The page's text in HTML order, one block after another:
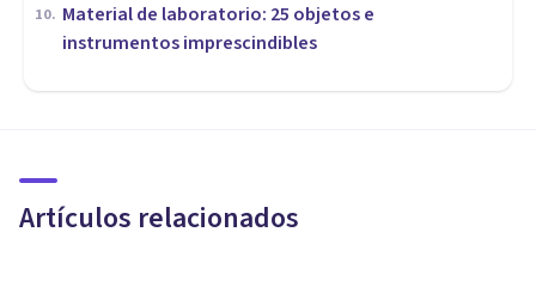
10. Material de laboratorio: 25 objetos e
instrumentos imprescindibles
Artículos relacionados
Antrozoología: qué es y cómo
animales y humanos